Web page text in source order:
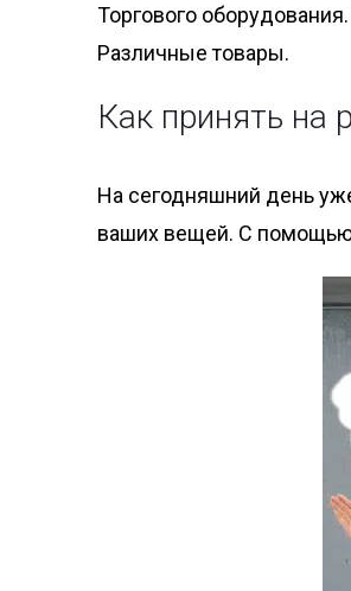
Торгового оборудования.
Различные товары.
Как принять на
На сегодняшний день
ваших вещей. С помощью